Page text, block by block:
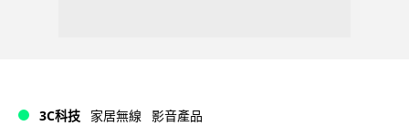
3C科技 家居無線 影音產品